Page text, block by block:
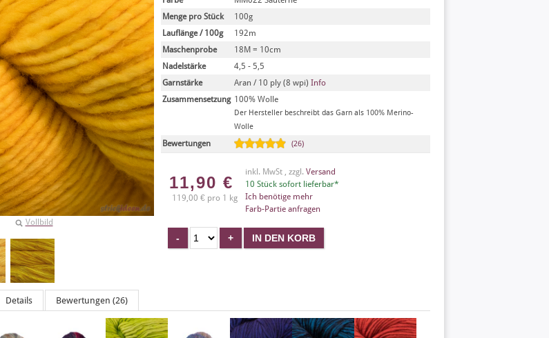
Vollbild
Menge pro Stück
100g
Lauflänge / 100g
192m
Maschenprobe
18M = 10cm
Nadelstärke
4,5 - 5,5
Garnstärke
Aran / 10 ply (8 wpi) Info
Zusammensetzung 100% Wolle
Der Hersteller beschreibt das Garn als 100% Merino-
Wolle
Bewertungen (26)
11,90 €
119,00 € pro 1 kg
inkl. MwSt , zzgl. Versand
10 Stück sofort lieferbar*
Ich benötige mehr
Farb-Partie anfragen
Details Bewertungen (26)